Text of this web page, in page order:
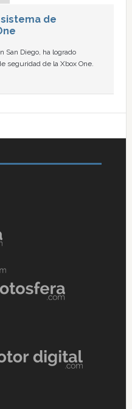
de
San Diego, ha logrado
seguridad de la Xbox One.